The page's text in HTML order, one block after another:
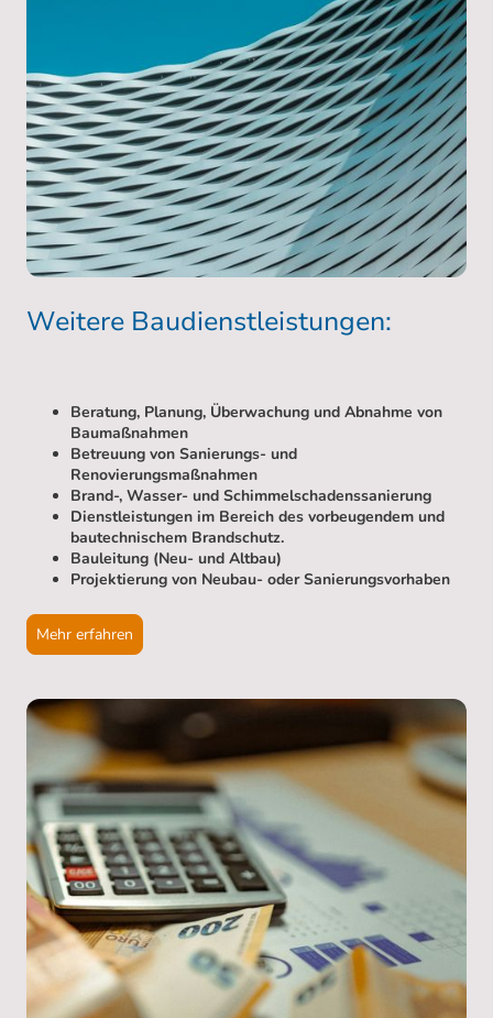
Weitere Baudienstleistungen:
Beratung, Planung, Überwachung und Abnahme von
Baumaßnahmen
Betreuung von Sanierungs- und
Renovierungsmaßnahmen
Brand-, Wasser- und Schimmelschadenssanierung
Dienstleistungen im Bereich des vorbeugendem und
bautechnischem Brandschutz.
Bauleitung (Neu- und Altbau)
Projektierung von Neubau- oder Sanierungsvorhaben
Mehr erfahren